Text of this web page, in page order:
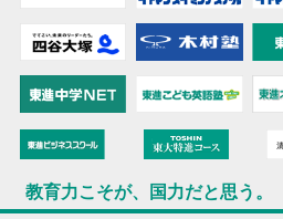
教育力こそが、国力だと思う。